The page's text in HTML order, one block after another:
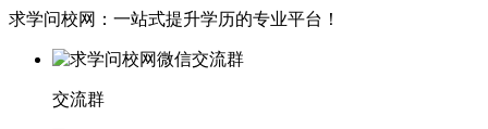
求学问校网：一站式提升学历的专业平台！
交流群